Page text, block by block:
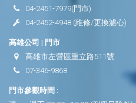
04-2451-7979(門市)
04-2452-4948 (維修/更換濾心)
高雄公司 | 門市
高雄市左營區重立路511號
07-346-9868
門市參觀時間 :